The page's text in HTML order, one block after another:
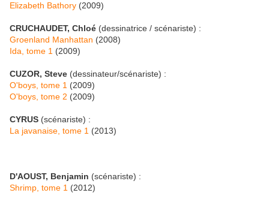
Elizabeth Bathory (2009)
CRUCHAUDET, Chloé (dessinatrice / scénariste) :
Groenland Manhattan (2008)
Ida, tome 1 (2009)
CUZOR, Steve (dessinateur/scénariste) :
O'boys, tome 1 (2009)
O'boys, tome 2 (2009)
CYRUS (scénariste) :
La javanaise, tome 1 (2013)
D'AOUST, Benjamin (scénariste) :
Shrimp, tome 1 (2012)